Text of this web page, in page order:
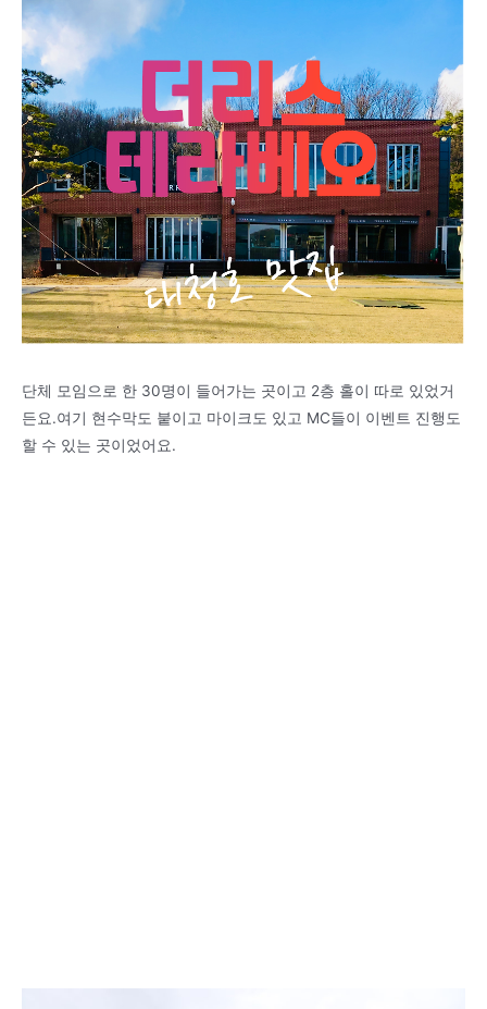
단체 모임으로 한 30명이 들어가는 곳이고 2층 홀이 따로 있었거
든요.여기 현수막도 붙이고 마이크도 있고 MC들이 이벤트 진행도
할 수 있는 곳이었어요.